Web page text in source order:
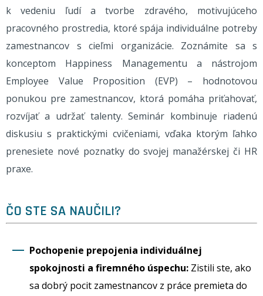
k vedeniu ľudí a tvorbe zdravého, motivujúceho
pracovného prostredia, ktoré spája individuálne potreby
zamestnancov s cieľmi organizácie. Zoznámite sa s
konceptom Happiness Managementu a nástrojom
Employee Value Proposition (EVP) – hodnotovou
ponukou pre zamestnancov, ktorá pomáha priťahovať,
rozvíjať a udržať talenty. Seminár kombinuje riadenú
diskusiu s praktickými cvičeniami, vďaka ktorým ľahko
prenesiete nové poznatky do svojej manažérskej či HR
praxe.
ČO STE SA NAUČILI?
Pochopenie prepojenia individuálnej
spokojnosti a firemného úspechu: Zistili ste, ako
sa dobrý pocit zamestnancov z práce premieta do